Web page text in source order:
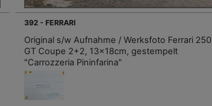
392 - FERRARI
Original s/w Aufnahme / Werksfoto Ferrari 250
GT Coupe 2+2, 13x18cm, gestempelt
"Carrozzeria Pininfarina"